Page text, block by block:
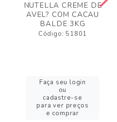
NUTELLA CREME DE
AVEL? COM CACAU
BALDE 3KG
Código: 51801
Faça seu login
ou
cadastre-se
para ver preços
e comprar